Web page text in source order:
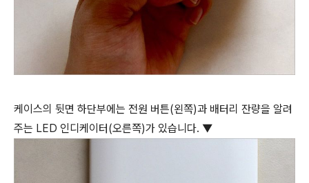
케이스의 뒷면 하단부에는 전원 버튼(왼쪽)과 배터리 잔량을 알려
주는 LED 인디케이터(오른쪽)가 있습니다. ▼